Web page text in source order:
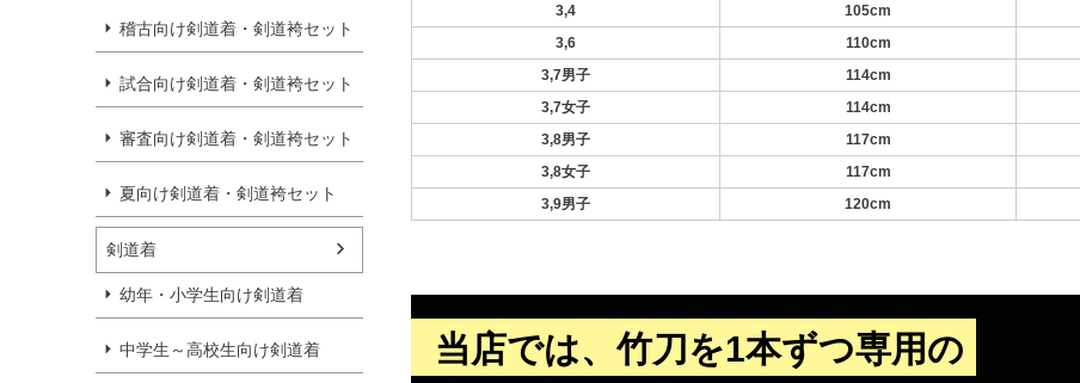
稽古向け剣道着・剣道袴セット
試合向け剣道着・剣道袴セット
審査向け剣道着・剣道袴セット
夏向け剣道着・剣道袴セット
剣道着
幼年・小学生向け剣道着
中学生～高校生向け剣道着
3,4
105cm
3,6
110cm
3,7男子
114cm
3,7女子
114cm
3,8男子
117cm
3,8女子
117cm
3,9男子
120cm
当店では、竹刀を1本ずつ専用の